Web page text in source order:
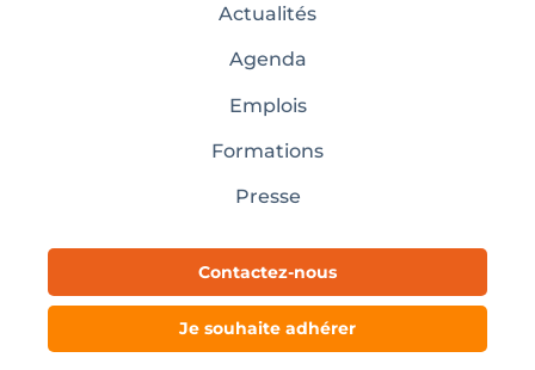
Actualités
Agenda
Emplois
Formations
Presse
Contactez-nous
Je souhaite adhérer